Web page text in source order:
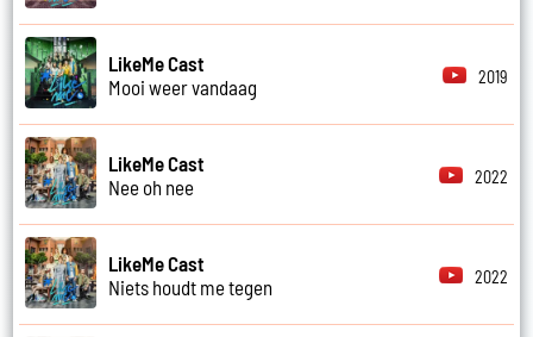
LikeMe Cast
Mooi weer vandaag
2019
LikeMe Cast
Nee oh nee
2022
LikeMe Cast
Niets houdt me tegen
2022